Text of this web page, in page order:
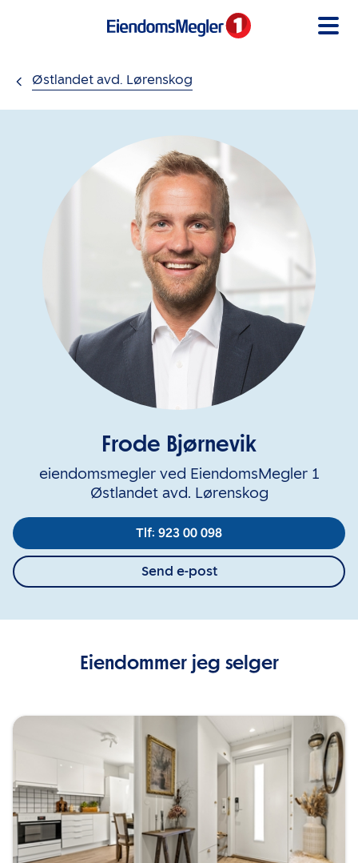
Østlandet avd. Lørenskog
Frode Bjørnevik
eiendomsmegler ved EiendomsMegler 1
Østlandet avd. Lørenskog
Tlf: 923 00 098
Send e-post
Eiendommer jeg selger